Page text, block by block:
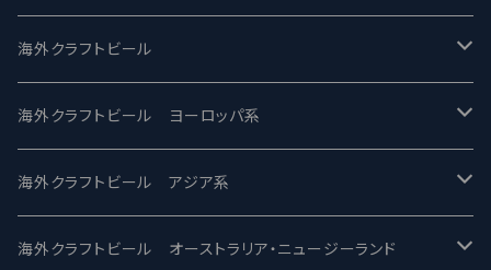
UCHU BREWING -うちゅうブルーイング
バテレ -VERTERE
2nd Story Ale Works -セカンドストーリー
ビアへるん - Beer Hearn
海外クラフトビール
Modern Times モダンタイムズ
Maui マウイ
Toppling Goliath トップリンゴライアス
海外クラフトビール ヨーロッパ系
UnBarred -アンバード
SAIREN /サイレン
海外クラフトビール アジア系
gweilo-鬼佬 グウァイロ
海外クラフトビール オーストラリア・ニュージーランド